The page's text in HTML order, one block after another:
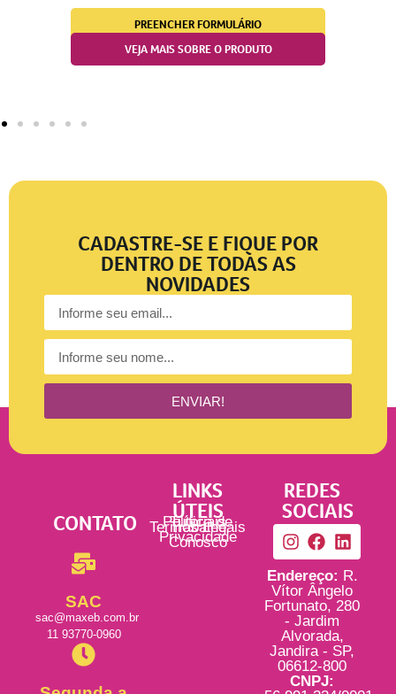
PREENCHER FORMULÁRIO
VEJA MAIS SOBRE O PRODUTO
CADASTRE-SE E FIQUE POR
DENTRO DE TODAS AS
NOVIDADES
ENVIAR!
CONTATO
SAC
sac@maxeb.com.br
11 93770-0960
LINKS
ÚTEIS
Tutoriais
Política de
Privacidade
Termos Legais
Trabalhe
Conosco
REDES
SOCIAIS
Endereço: R.
Vítor Ângelo
Fortunato, 280
- Jardim
Alvorada,
Jandira - SP,
06612-800
CNPJ: